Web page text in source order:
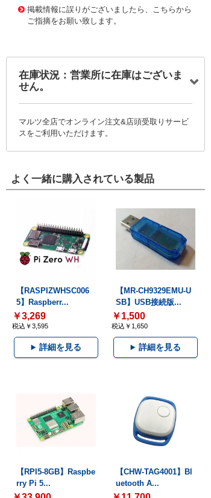
掲載情報に誤りがございましたら、こちらから
ご指摘をお願い致します。
在庫状況：営業所に在庫はございま
せん。
マルツ全店でオンライン注文&店頭受取りサービ
スをご利用いただけます。
よく一緒に購入されている製品
【RASPIZWHSC006
5】Raspberr...
￥3,269
税込￥3,595
詳細を見る
【MR-CH9329EMU-U
SB】USB接続版...
￥1,500
税込￥1,650
詳細を見る
【RPI5-8GB】Raspbe
rry Pi 5...
【CHW-TAG4001】Bl
uetooth A...